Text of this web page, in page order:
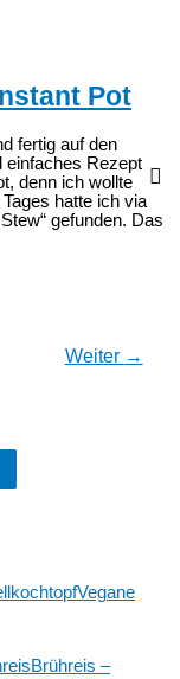
Pot
fertig auf den
einfaches Rezept
denn ich wollte
hatte ich via
gefunden. Das
Weiter →
Vegane
Brühreis –